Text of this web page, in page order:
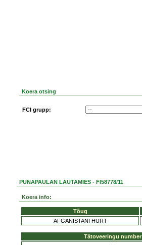
Koera otsing
FCI grupp:
PUNAPAULAN LAUTAMIES - FI58778/11
Koera info:
Tõug
AFGANISTANI HURT
Tätoveeringu number